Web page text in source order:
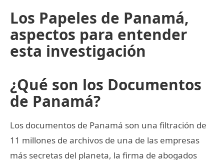
Los Papeles de Panamá,
aspectos para entender
esta investigación
¿Qué son los Documentos
de Panamá?
Los documentos de Panamá son una filtración de
11 millones de archivos de una de las empresas
más secretas del planeta, la firma de abogados